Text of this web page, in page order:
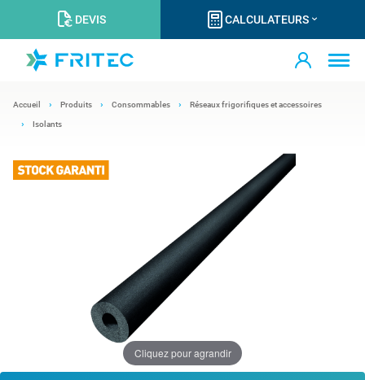
DEVIS CALCULATEURS
Accueil Produits Consommables Réseaux frigorifiques et accessoires
Isolants
Cliquez pour agrandir